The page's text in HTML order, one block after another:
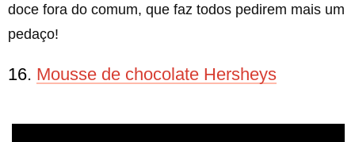
doce fora do comum, que faz todos pedirem mais um
pedaço!
16. Mousse de chocolate Hersheys